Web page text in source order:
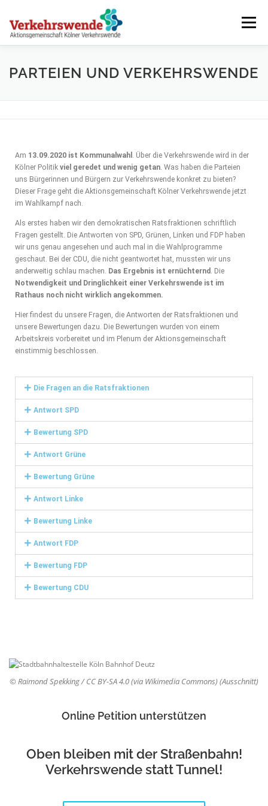
Menü
KÖLNER VERKEHRSWENDE – JETZT ERST RECHT!
TERMINE
PARTEIEN UND VERKEHRSWENDE
Am 13.09.2020 ist Kommunalwahl . Über die Verkehrswende wird in der
Kölner Politik viel geredet und wenig getan. Was haben die Parteien
uns Bürgerinnen und Bürgern zur Verkehrswende konkret zu bieten?
Dieser Frage geht die Aktionsgemeinschaft Kölner Verkehrswende jetzt
im Wahlkampf nach.
Als erstes haben wir den demokratischen Ratsfraktionen schriftlich
Fragen gestellt. Die Antworten von SPD, Grünen, Linken und FDP haben
wir uns genau angesehen und auch mal in die Wahlprogramme
geschaut. Bei der CDU, die nicht geantwortet hat, mussten wir uns
anderweitig schlau machen. Das Ergebnis ist ernüchternd . Die
Notwendigkeit und Dringlichkeit einer Verkehrswende ist im
Rathaus noch nicht wirklich angekommen.
Hier findest du unsere Fragen, die Antworten der Ratsfraktionen und
unsere Bewertungen dazu. Die Bewertungen wurden von einem
Arbeitskreis vorbereitet und im Plenum der Aktionsgemeinschaft
einstimmig beschlossen.
Die Fragen an die Ratsfraktionen
Antwort SPD
Bewertung SPD
Antwort Grüne
Bewertung Grüne
Antwort Linke
Bewertung Linke
Antwort FDP
Bewertung FDP
Bewertung CDU
© Raimond Spekking / CC BY-SA 4.0 (via Wikimedia Commons) (Ausschnitt)
Online Petition unterstützen
Oben bleiben mit der Straßenbahn!
Verkehrswende statt Tunnel!